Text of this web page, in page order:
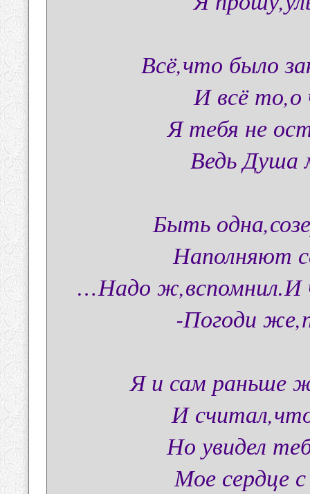
Всё,что было
И всё
Я тебя не
Ведь Душа
Быть
Наполняют
…Надо ж,вспомнил.И
-Погоди
Я и сам раньше
И
Но увидел
Мое сердце